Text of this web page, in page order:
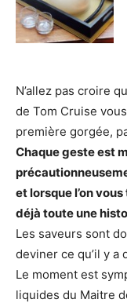
N’allez pas croire
de Tom Cruise
première gorgée,
Chaque geste est
et lorsque l’on
déjà toute une
Les saveurs sont
deviner ce qu’il y a
Le moment est
liquides du Maitre